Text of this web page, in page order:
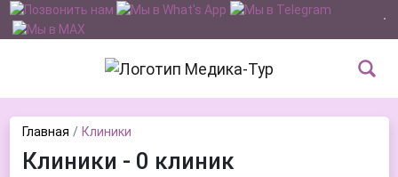
Главная Клиники
Клиники - 0 клиник